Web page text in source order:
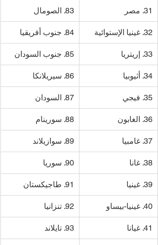
31. مصر 83. الصومال
32. غينيا الإستوائية 84. جنوب أفريقيا
33. إريتريا 85. جنوب السودان
34. أثيوبيا 86. سيريلانكا
35. فيجي 87. السودان
36. الغابون 88. سورينام
37. غامبيا 89. سوازيلاند
38. غانا 90. سوريا
39. غينيا 91. طاجيكستان
40. غينيا-بيساو 92. تنزانيا
41. غيانا 93. تايلاند